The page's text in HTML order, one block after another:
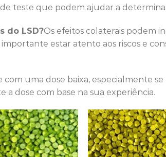
teste que podem ajudar a
do LSD?Os efeitos colaterais podem
estar atento aos riscos e
com uma dose baixa, especialmente se
a dose com base na sua experiência.